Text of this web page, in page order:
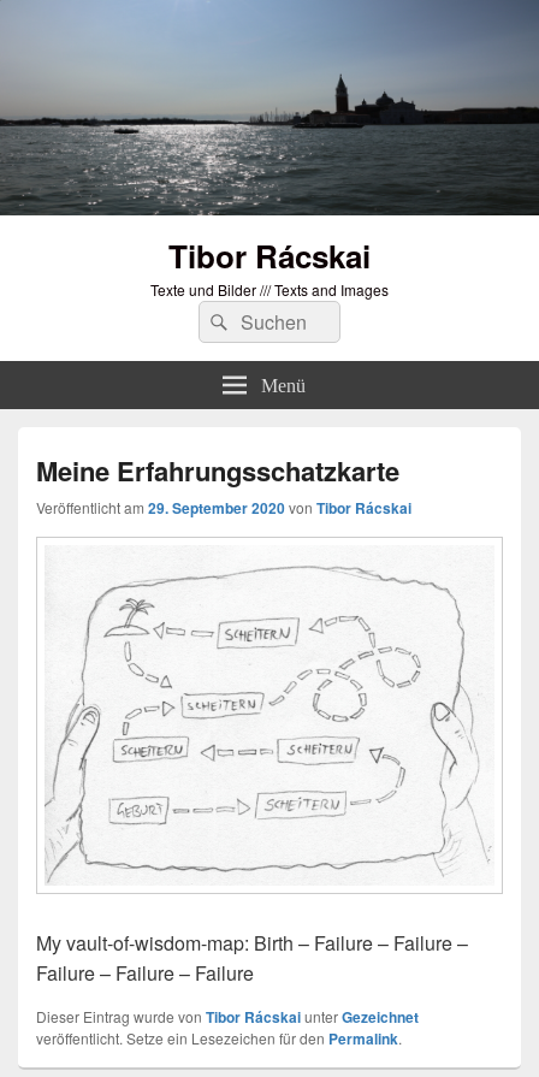
Tibor Rácskai
Texte und Bilder /// Texts and Images
Suchen
nach:
Suchen
Menü
Meine Erfahrungsschatzkarte
Veröffentlicht am 29. September 2020von Tibor Rácskai
My vault-of-wisdom-map: Birth – Failure – Failure –
Failure – Failure – Failure
Dieser Eintrag wurde von Tibor RácskaiunterGezeichnet
veröffentlicht. Setze ein Lesezeichen für den Permalink.